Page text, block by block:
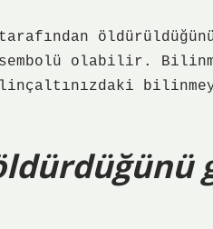
sembolü olabilir.